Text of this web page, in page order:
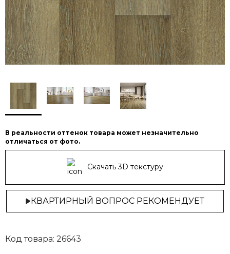
В реальности оттенок товара может незначительно
отличаться от фото.
Скачать 3D текстуру
КВАРТИРНЫЙ ВОПРОС РЕКОМЕНДУЕТ
Код товара: 26643